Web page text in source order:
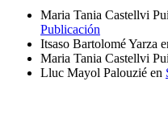
Maria Tania Castellvi
Publicación
Itsaso Bartolomé Yarza
Maria Tania Castellvi
Lluc Mayol Palouzié en